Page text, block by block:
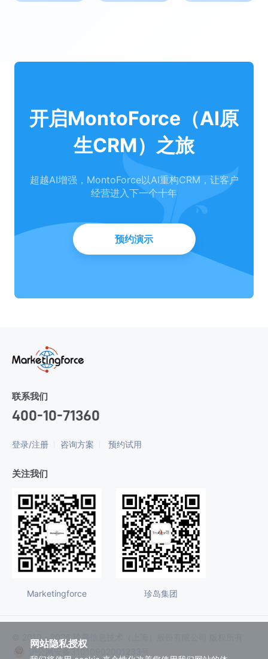
开启MontoForce（AI原
生CRM）之旅
超越AI增强，MontoForce以AI重构CRM，让客户
经营进入下一个十年
预约演示
联系我们
400-10-71360
登录/注册 咨询方案 预约试用
关注我们
Marketingforce 珍岛集团
© 2010 - 2026 珍岛信息技术（上海）股份有限公司 版权所有
沪公网安备31010902001233号
网站隐私授权